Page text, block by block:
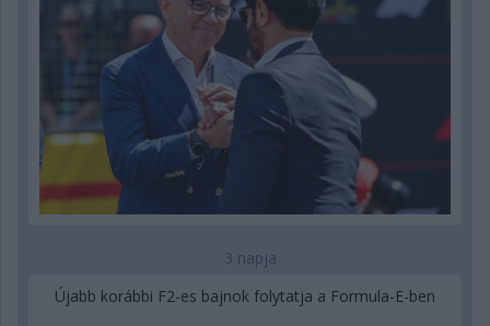
3 napja
Újabb korábbi F2-es bajnok folytatja a Formula-E-ben